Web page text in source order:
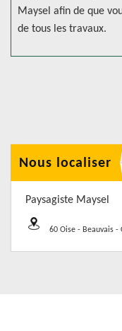
Maysel afin de que
de tous les travaux.
Nous localiser
Paysagiste Maysel
60 Oise - Beauvais -